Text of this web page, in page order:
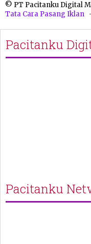
© PT Pacitanku Digital
Tata Cara Pasang Iklan
Pacitanku
Pacitanku